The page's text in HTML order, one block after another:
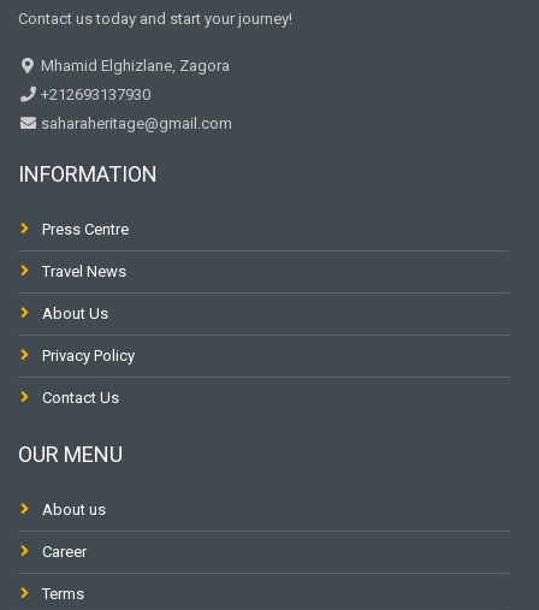
Contact us today and start your journey!
Mhamid Elghizlane, Zagora
+212693137930
saharaheritage@gmail.com
INFORMATION
Press Centre
Travel News
About Us
Privacy Policy
Contact Us
OUR MENU
About us
Career
Terms